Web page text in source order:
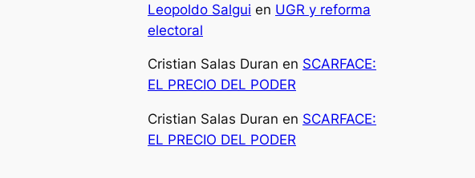
Leopoldo Salgui en UGR y reforma
electoral
Cristian Salas Duran en SCARFACE:
EL PRECIO DEL PODER
Cristian Salas Duran en SCARFACE:
EL PRECIO DEL PODER